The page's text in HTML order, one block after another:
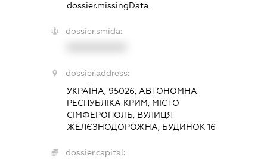
dossier.missingData
dossier.smida:
dossier.address:
УКРАЇНА, 95026, АВТОНОМНА
РЕСПУБЛІКА КРИМ, МІСТО
СІМФЕРОПОЛЬ, ВУЛИЦЯ
ЖЕЛЄЗНОДОРОЖНА, БУДИНОК 16
dossier.capital: